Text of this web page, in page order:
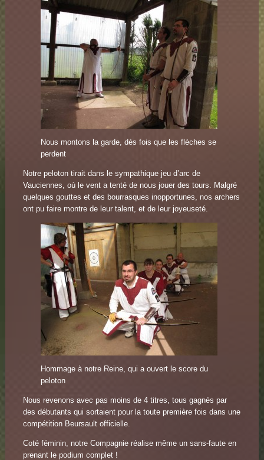
Nous montons la garde, dès fois que les flèches se
perdent
Notre peloton tirait dans le sympathique jeu d’arc de
Vauciennes, où le vent a tenté de nous jouer des tours. Malgré
quelques gouttes et des bourrasques inopportunes, nos archers
ont pu faire montre de leur talent, et de leur joyeuseté.
Hommage à notre Reine, qui a ouvert le score du
peloton
Nous revenons avec pas moins de 4 titres, tous gagnés par
des débutants qui sortaient pour la toute première fois dans une
compétition Beursault officielle.
Coté féminin, notre Compagnie réalise même un sans-faute en
prenant le podium complet !